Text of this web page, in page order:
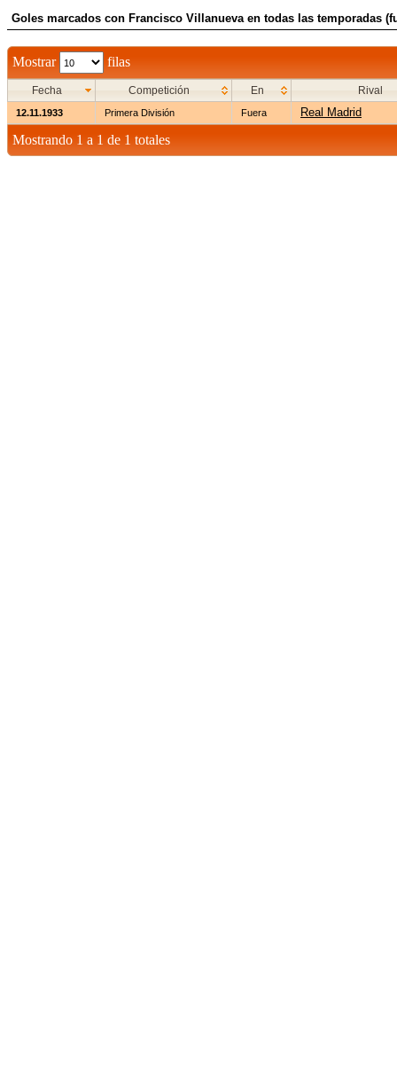
Goles marcados con Francisco Villanueva en todas las temporadas
Mostrar filas
Fecha Competición En Rival
12.11.1933 Primera División Fuera Real Madrid
Mostrando 1 a 1 de 1 totales